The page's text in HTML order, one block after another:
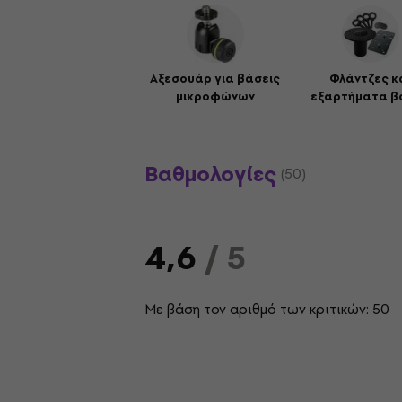
Αξεσουάρ για βάσεις
μικροφώνων
Φλάντζες
εξαρτήματα
Βαθμολογίες (50)
4,6/ 5
Με βάση τον αριθμό των κριτικών: 50